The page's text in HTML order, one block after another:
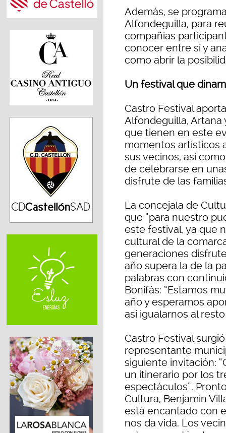
Además, se
Alfondeguilla, para
compañías
conocer entre sí y
como abrir la
Un festival que
Castro Festival
Alfondeguilla, Artana
que tienen en este
momentos artísticos
sus vecinos, así
de celebrarse en
disfrute de las
La concejala de
que “para nuestro
este festival, ya que
cultural de la
generaciones
año supera la de la
palabras con
Bonifás: “Estamos
año y esperamos
así igualarnos al
Castro Festival
representante
siguiente invitación:
un itinerario por los
espectáculos”.
Cultura, Benjamín
está encantado con
nos da vida. Los